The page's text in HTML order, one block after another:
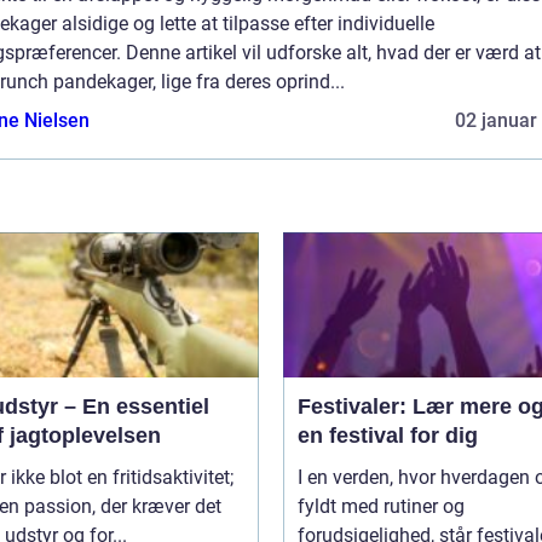
alsidige og lette at tilpasse efter individuelle
Denne artikel vil udforske alt, hvad der er værd
pandekager, lige fra deres oprind...
Nielsen
02 januar
– En essentiel
jagtoplevelsen
ikke blot en fritidsaktivitet;
passion, der kræver det
og for...
Festivaler: Lær mere
en festival for dig
I en verden, hvor hverdagen
fyldt med rutiner og
forudsigelighed, står